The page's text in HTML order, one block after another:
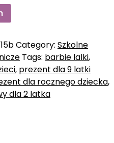
Category: Szkolne
Tags: barbie lalki,
, prezent dla 9 latki
dla rocznego dziecka,
dla 2 latka